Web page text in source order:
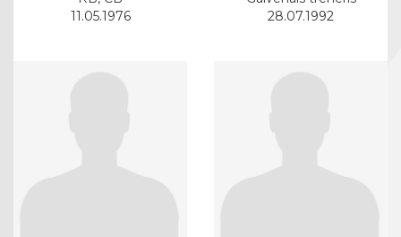
11.05.1976
28.07.1992